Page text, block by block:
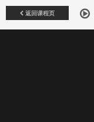
返回课程页